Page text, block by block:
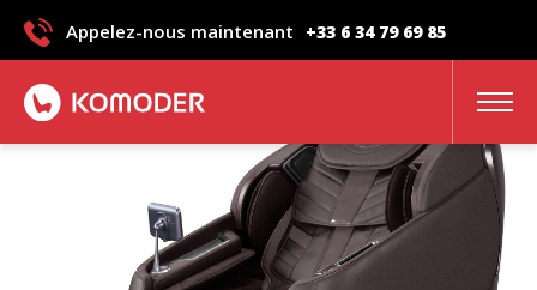
Appelez-nous maintenant +33 6 34 79 69 85
Fauteuil de massage VELETA II
DELUXE
avis